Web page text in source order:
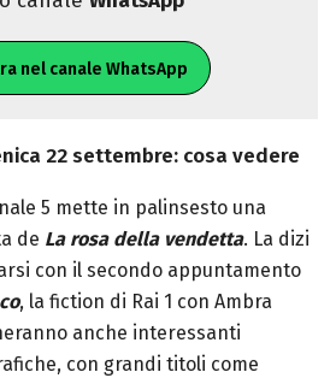
nel canale WhatsApp
22 settembre: cosa vedere
5 mette in palinsesto una
de La rosa della vendetta. La dizi
con il secondo appuntamento
, la fiction di Rai 1 con Ambra
anche interessanti
con grandi titoli come